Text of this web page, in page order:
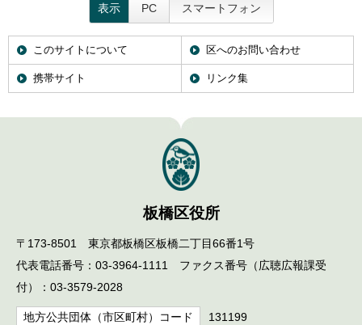
表示 PC スマートフォン
このサイトについて 区へのお問い合わせ
携帯サイト リンク集
板橋区役所
〒173-8501 東京都板橋区板橋二丁目66番1号
代表電話番号：03-3964-1111 ファクス番号（広聴広報課受
付）：03-3579-2028
地方公共団体（市区町村）コード 131199